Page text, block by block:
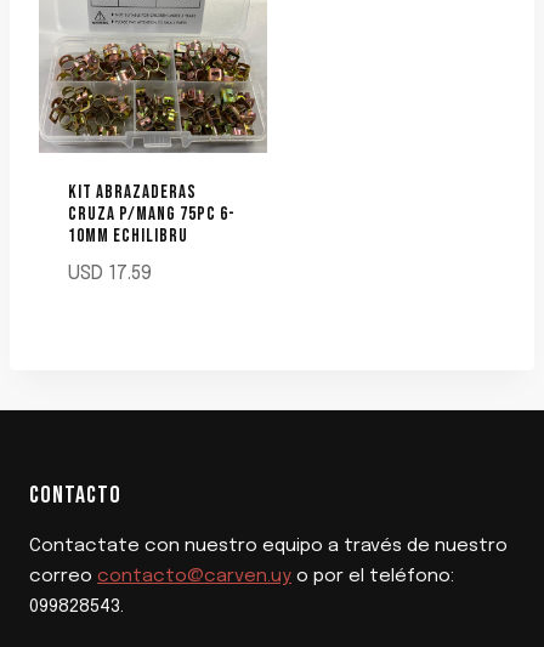
KIT ABRAZADERAS
CRUZA P/MANG 75PC 6-
10MM ECHILIBRU
USD 17.59
CONTACTO
Contactate con nuestro equipo a través de nuestro
correo contacto@carven.uy o por el teléfono:
099828543.